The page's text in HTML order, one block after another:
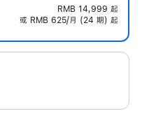
RMB 14,999 起
或 RMB 625/月 (24 期) 起